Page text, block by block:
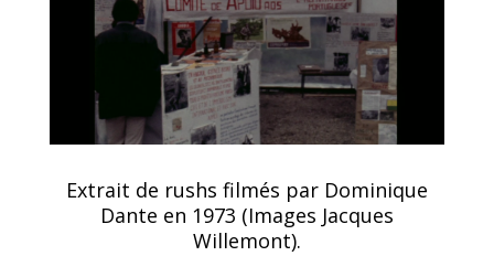
Extrait de rushs filmés par Dominique
Dante en 1973 (Images Jacques
Willemont).